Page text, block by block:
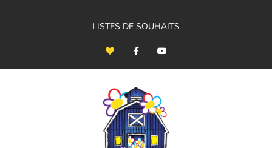
LISTES DE SOUHAITS
e
r
a
c
e
o
o
k
-
f
o
t